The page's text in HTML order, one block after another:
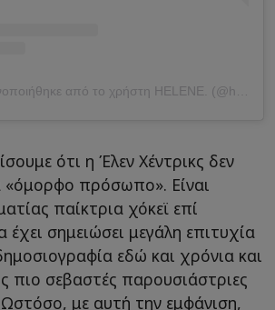
ότι η Έλεν Χέντρικς δεν
«όμορφο πρόσωπο». Είναι
παίκτρια χόκεϊ επί
σημειώσει μεγάλη επιτυχία
εδώ και χρόνια και
πιο σεβαστές παρουσιάστριες
με αυτή την εμφάνιση,